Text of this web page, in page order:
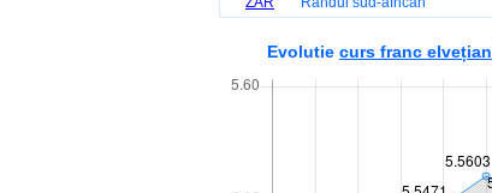
Evolutie curs franc elvețian